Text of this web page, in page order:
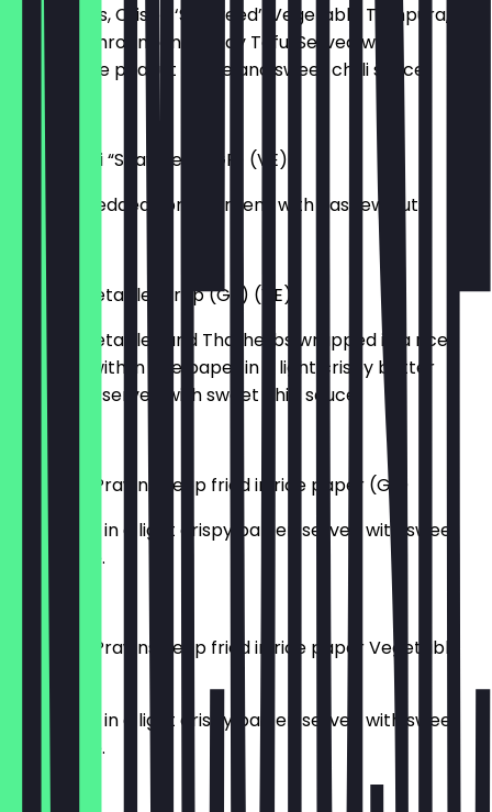
Spring Rolls, Crispy ‘Seaweed’, Vegetable Tempura,
Satay Mushroom and Satay Tofu. Served with
homemade peanut sauce and sweet chilli sauce.
32,00 £
Tangy Thai “Seaweed” (GF) (VE)
Crispy shredded spring greens with cashew nuts.
7,50 £
Sabai Vegetable Wrap (GF) (VE)
Mixed vegetables and Thai herbs wrapped in a rice
pancake with in rice paper in a light crispy batter
deep fried served with sweet chilli sauce.
7,50 £
Tempura Prawns deep fried in rice paper (GF)
Deep fried in a light crispy batter, served with sweet
chilli sauce.
Tempura Prawns deep fried in rice paper Vegetable
Deep fried in a light crispy batter, served with sweet
chilli sauce.
7,95 £